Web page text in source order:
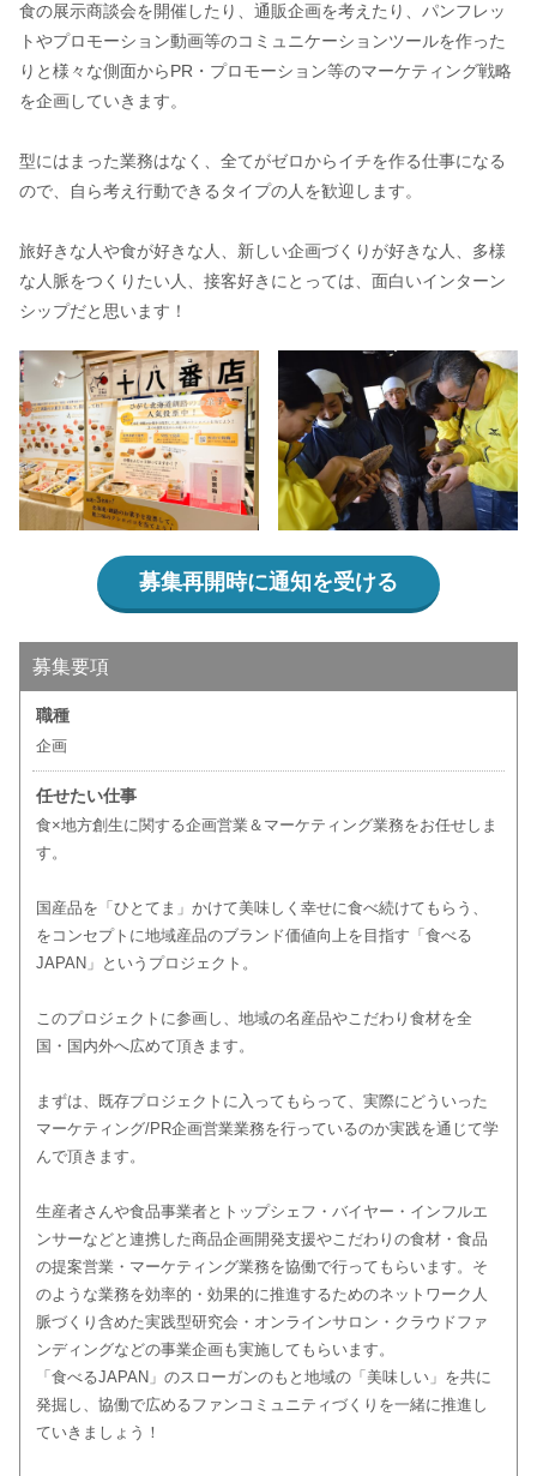
食の展示商談会を開催したり、通販企画を考えたり、パンフレッ
トやプロモーション動画等のコミュニケーションツールを作った
りと様々な側面からPR・プロモーション等のマーケティング戦略
を企画していきます。
型にはまった業務はなく、全てがゼロからイチを作る仕事になる
ので、自ら考え行動できるタイプの人を歓迎します。
旅好きな人や食が好きな人、新しい企画づくりが好きな人、多様
な人脈をつくりたい人、接客好きにとっては、面白いインターン
シップだと思います！
募集再開時に通知を受ける
募集要項
職種
企画
任せたい仕事
食×地方創生に関する企画営業＆マーケティング業務をお任せしま
す。
国産品を「ひとてま」かけて美味しく幸せに食べ続けてもらう、
をコンセプトに地域産品のブランド価値向上を目指す「食べる
JAPAN」というプロジェクト。
このプロジェクトに参画し、地域の名産品やこだわり食材を全
国・国内外へ広めて頂きます。
まずは、既存プロジェクトに入ってもらって、実際にどういった
マーケティング/PR企画営業業務を行っているのか実践を通じて学
んで頂きます。
生産者さんや食品事業者とトップシェフ・バイヤー・インフルエ
ンサーなどと連携した商品企画開発支援やこだわりの食材・食品
の提案営業・マーケティング業務を協働で行ってもらいます。そ
のような業務を効率的・効果的に推進するためのネットワーク人
脈づくり含めた実践型研究会・オンラインサロン・クラウドファ
ンディングなどの事業企画も実施してもらいます。
「食べるJAPAN」のスローガンのもと地域の「美味しい」を共に
発掘し、協働で広めるファンコミュニティづくりを一緒に推進し
ていきましょう！